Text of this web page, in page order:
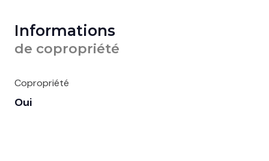
Informations
de copropriété
Copropriété
Oui